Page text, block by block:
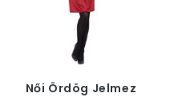
Női Ördög Jelmez